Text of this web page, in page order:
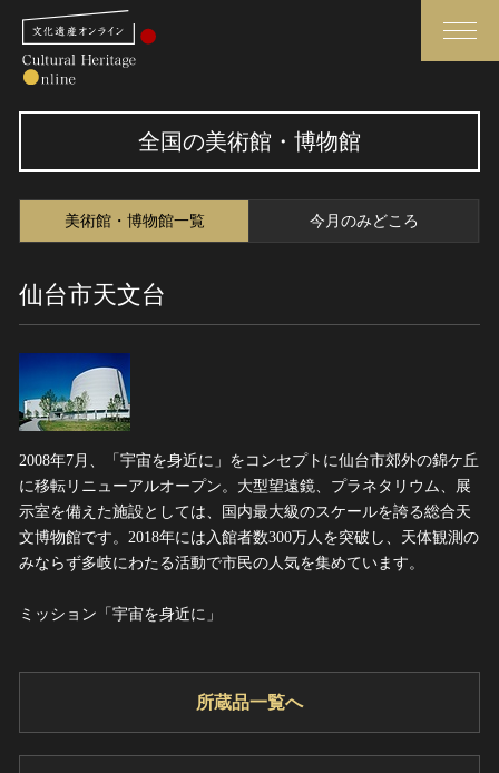
作品一覧
カテゴリで見る
全国の美術館・博物館
世界遺産
動画で見る無形の文化財
お知らせ一覧
ヘルプ
このサイトについて
文化遺産データベース
国指定文化財等データベース
全国の美術館・博物館
美術館・博物館一覧 今月のみどころ
仙台市天文台
2008年7月、「宇宙を身近に」をコンセプトに仙台市郊外の錦ケ丘
に移転リニューアルオープン。大型望遠鏡、プラネタリウム、展
示室を備えた施設としては、国内最大級のスケールを誇る総合天
文博物館です。2018年には入館者数300万人を突破し、天体観測の
みならず多岐にわたる活動で市民の人気を集めています。
ミッション「宇宙を身近に」
所蔵品一覧へ